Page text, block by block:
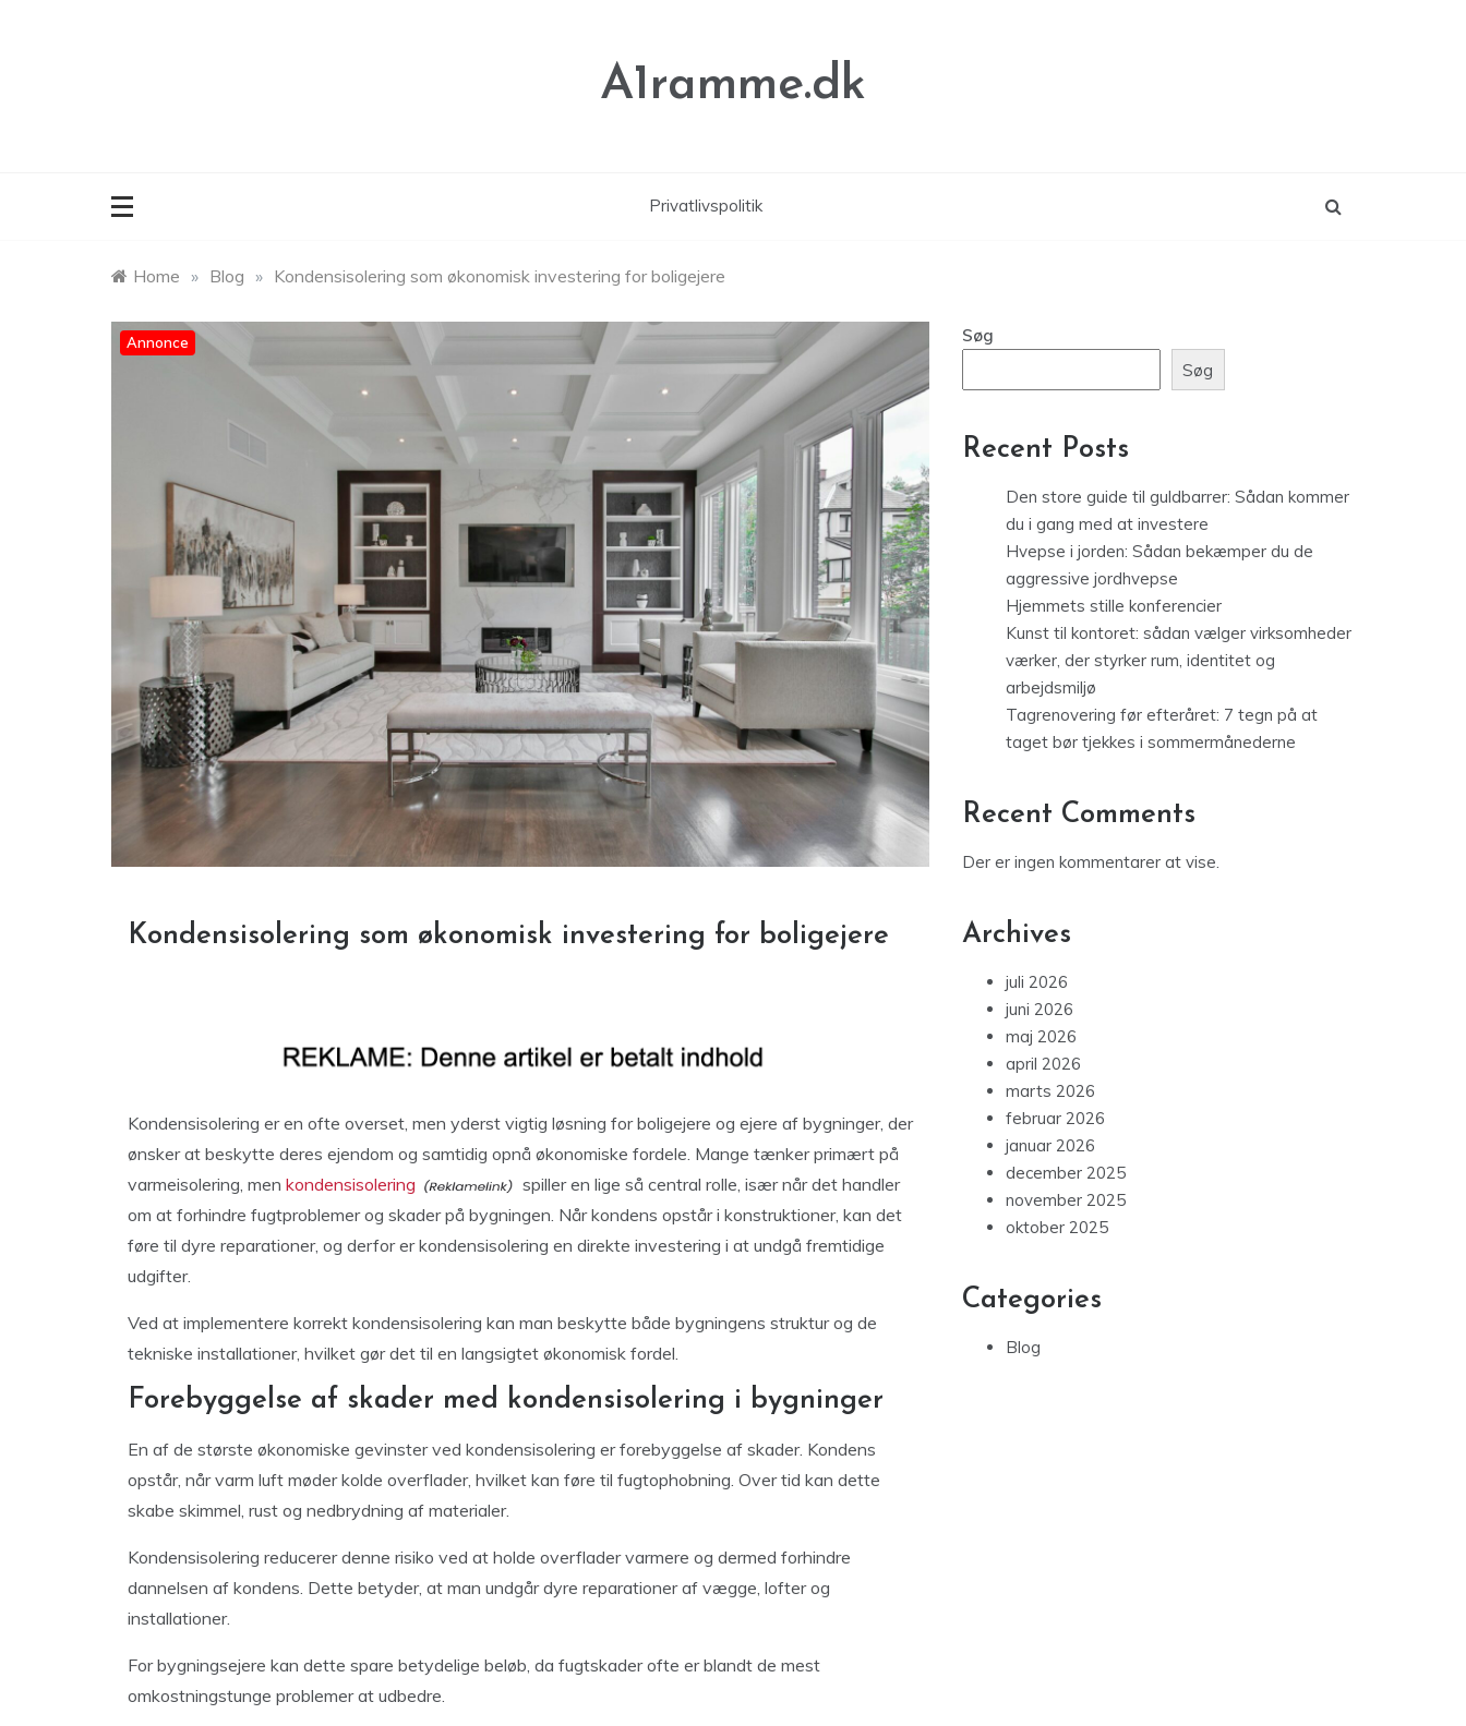
A1ramme.dk
Privatlivspolitik
Home » Blog » Kondensisolering som økonomisk investering for boligejere
Annonce
Kondensisolering som økonomisk investering for boligejere
Kondensisolering er en ofte overset, men yderst vigtig løsning for boligejere og ejere af bygninger, der
ønsker at beskytte deres ejendom og samtidig opnå økonomiske fordele. Mange tænker primært på
varmeisolering, men kondensisolering
spiller en lige så central rolle, især når det handler
om at forhindre fugtproblemer og skader på bygningen. Når kondens opstår i konstruktioner, kan det
føre til dyre reparationer, og derfor er kondensisolering en direkte investering i at undgå fremtidige
udgifter.
Ved at implementere korrekt kondensisolering kan man beskytte både bygningens struktur og de
tekniske installationer, hvilket gør det til en langsigtet økonomisk fordel.
Forebyggelse af skader med kondensisolering i bygninger
En af de største økonomiske gevinster ved kondensisolering er forebyggelse af skader. Kondens
opstår, når varm luft møder kolde overflader, hvilket kan føre til fugtophobning. Over tid kan dette
skabe skimmel, rust og nedbrydning af materialer.
Kondensisolering reducerer denne risiko ved at holde overflader varmere og dermed forhindre
dannelsen af kondens. Dette betyder, at man undgår dyre reparationer af vægge, lofter og
installationer.
For bygningsejere kan dette spare betydelige beløb, da fugtskader ofte er blandt de mest
omkostningstunge problemer at udbedre.
Søg
Søg
Recent Posts
Den store guide til guldbarrer: Sådan kommer
du i gang med at investere
Hvepse i jorden: Sådan bekæmper du de
aggressive jordhvepse
Hjemmets stille konferencier
Kunst til kontoret: sådan vælger virksomheder
værker, der styrker rum, identitet og
arbejdsmiljø
Tagrenovering før efteråret: 7 tegn på at
taget bør tjekkes i sommermånederne
Recent Comments
Der er ingen kommentarer at vise.
Archives
juli 2026
juni 2026
maj 2026
april 2026
marts 2026
februar 2026
januar 2026
december 2025
november 2025
oktober 2025
Categories
Blog